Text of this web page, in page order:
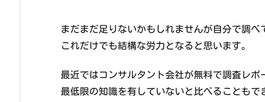
まだまだ足りないかもしれませんが自分で調べ
これだけでも結構な労力となると思います。
最近ではコンサルタント会社が無料で調査レ
最低限の知識を有していないと比べることもで